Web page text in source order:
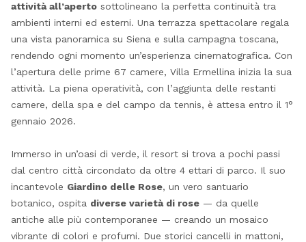
attività all’apertosottolineano la perfetta continuità tra
ambienti interni ed esterni. Una terrazza spettacolare regala
una vista panoramica su Siena e sulla campagna toscana,
rendendo ogni momento un’esperienza cinematografica. Con
l’apertura delle prime 67 camere, Villa Ermellina inizia la sua
attività. La piena operatività, con l’aggiunta delle restanti
camere, della spa e del campo da tennis, è attesa entro il 1°
gennaio 2026.
Immerso in un’oasi di verde, il resort si trova a pochi passi
dal centro città circondato da oltre 4 ettari di parco. Il suo
incantevole Giardino delle Rose, un vero santuario
botanico, ospita diverse varietà di rose— da quelle
antiche alle più contemporanee — creando un mosaico
vibrante di colori e profumi. Due storici cancelli in mattoni,